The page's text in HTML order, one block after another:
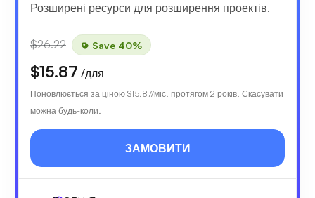
Розширені ресурси для розширення проектів.
$26.22 Save 40%
$15.87 /для
Поновлюється за ціною $15.87/міс. протягом 2 років. Скасувати
можна будь-коли.
ЗАМОВИТИ